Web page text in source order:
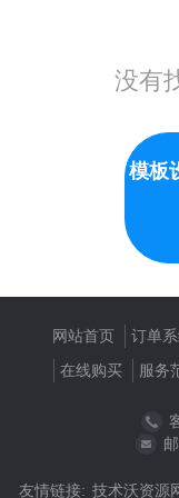
没有
模板
网站首页 订单
在线购买
服务
友情链接: 技术沃资源